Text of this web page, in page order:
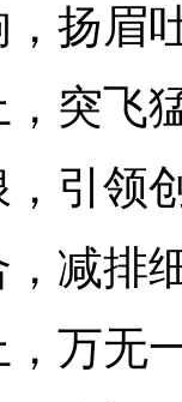
扬眉
突飞
引领
减排
万无